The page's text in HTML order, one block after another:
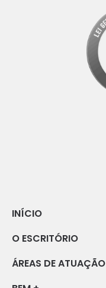
INÍCIO
O ESCRITÓRIO
ÁREAS DE ATUAÇÃO